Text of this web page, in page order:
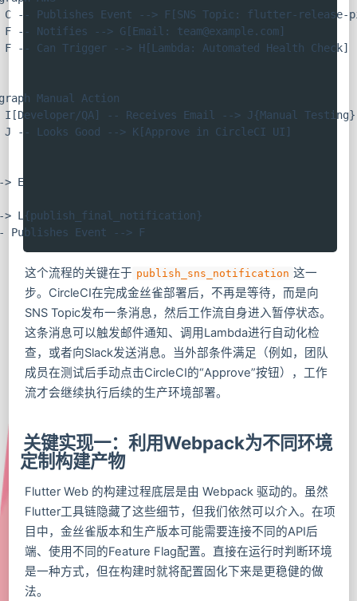
C -- Publishes Event --> F[SNS Topic: flutter-release-
F -- Notifies --> G[Email:
team@example.com]
F -- Can Trigger --> H[Lambda: Automated Health Check]
Manual Action
I[Developer/QA] -- Receives Email --> J{Manual Testing}
J -- Looks Good --> K[Approve in CircleCI UI]
> E
> L{publish_final_notification}
Publishes Event --> F
这个流程的关键在于 publish_sns_notification 这一
步。CircleCI在完成金丝雀部署后，不再是等待，而是向
SNS Topic发布一条消息，然后工作流自身进入暂停状态。
这条消息可以触发邮件通知、调用Lambda进行自动化检
查，或者向Slack发送消息。当外部条件满足（例如，团队
成员在测试后手动点击CircleCI的“Approve”按钮），工作
流才会继续执行后续的生产环境部署。
关键实现一：利用Webpack为不同环境
定制构建产物
Flutter Web 的构建过程底层是由 Webpack 驱动的。虽然
Flutter工具链隐藏了这些细节，但我们依然可以介入。在项
目中，金丝雀版本和生产版本可能需要连接不同的API后
端、使用不同的Feature Flag配置。直接在运行时判断环境
是一种方式，但在构建时就将配置固化下来是更稳健的做
法。